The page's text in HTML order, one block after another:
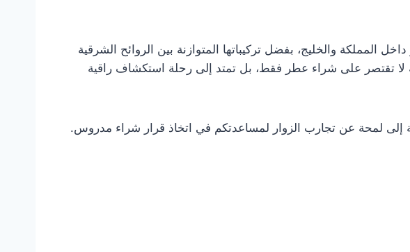
والخليج، بفضل تركيباتها المتوازنة بين الروائح الشرقية
لا تقتصر على شراء عطر فقط، بل تمتد إلى رحلة استكشاف راقية
إلى لمحة عن تجارب الزوار لمساعدتكم في اتخاذ قرار شراء مدروس.